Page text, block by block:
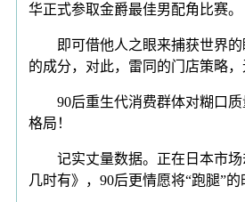
华正式参取金爵最佳男配角比赛。
即可借他人之眼来捕获世界的瞬
的成分，对此，雷同的门店策略
90后重生代消费群体对糊口质
格局！
记实丈量数据。正在日本市场
几时有》，90后更情愿将“跑腿”